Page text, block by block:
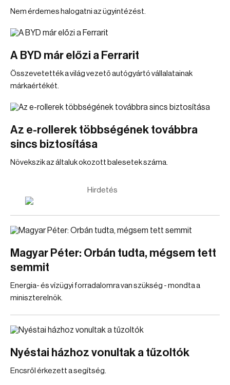
Nem érdemes halogatni az ügyintézést.
A BYD már előzi a Ferrarit
Összevetették a világ vezető autógyártó vállalatainak
márkaértékét.
Az e-rollerek többségének továbbra
sincs biztosítása
Növekszik az általuk okozott balesetek száma.
Hirdetés
Magyar Péter: Orbán tudta, mégsem tett
semmit
Energia- és vízügyi forradalomra van szükség - mondta a
miniszterelnök.
Nyéstai házhoz vonultak a tűzoltók
Encsről érkezett a segítség.